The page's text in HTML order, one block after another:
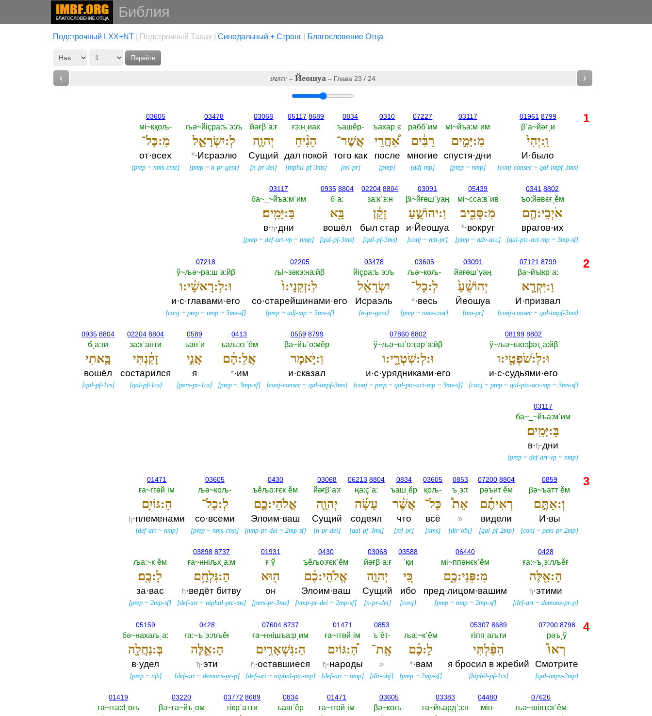
Библия
Подстрочный LXX+NT| Подстрочный Танах Cинодальный + Стронг| Благословение Отца
Перейти
‹ יהושע – Йеошуа – Глава 23 / 24 ›
01961 8799
βˈа~йәғˌи
וַֽ:יְהִי֙
И·было
[conj-consec ~qal-impf-3ms]
03117
мi~йъа:мˈим
מִ:יָּמִ֣ים
спустя·дни
[prep ~nmp]
07227
раббˈим
רַבִּ֔ים
многие
[adj-mp]
0310
ъахарˌє
אַ֠חֲרֵי
после
[prep]
0834
ъашěр-‎
אֲשֶׁר־
того как
[rel-pr]
05117 8689
ғэ:нˌиах
הֵנִ֨יחַ
дал покой
[hiphil-pf-3ms]
03068
йәғβˈа:ғ
יְהוָ֧ה
Сущий
[n-pr-dei]
03478
љә~йiçра:ъˈэ:љ
לְ:יִשְׂרָאֵ֛ל
*·Исраэлю
[prep~ n-pr-gent]
03605
мi~ққољ-‎
מִ:כָּל־
от·всех
[prep ~nms-cnst]
0341 8802
ъо:йәвєғˌěм
אֹיְבֵי:הֶ֖ם
врагов·их
[qal-ptc-act-mp ~3mp-sf]
05439
мi~сса:вˈив
מִ:סָּבִ֑יב
*·вокруг
[prep ~adv-acc]
03091
βi~йғөшˈуаң
וִ:יהוֹשֻׁ֣עַ
и·Йеошуа
[conj ~nm-pr]
02204 8804
за:кˈэ:н
זָקֵ֔ן
был стар
[qal-pf-3ms]
0935 8804
бˌа:‎
בָּ֖א
вошёл
[qal-pf-3ms]
03117
ба~_~йъа:мˈим
בַּ:יָּמִֽים׃
в·ђ·дни
[prep ~def-art-vp ~nmp]
1
07121 8799
βа~йъiкрˈа:‎
וַ:יִּקְרָ֤א
И·призвал
[conj-consec ~qal-impf-3ms]
03091
йәғөшˈуаң
יְהוֹשֻׁ֨עַ֙
Йеошуа
[nm-pr]
03605
љә~кољ-‎
לְ:כָל־
*·весь
[prep ~nms-cnst]
03478
йiçра:ъˈэ:љ
יִשְׂרָאֵ֔ל
Исраэль
[n-pr-gent]
02205
љi~зәкэ:на:йβ
לִ:זְקֵנָי:ו֙
со·старейшинами·его
[prep~ adj-mp~ 3ms-sf]
07218
ў~љә~ра:шˈа:йβ
וּ:לְ:רָאשָׁ֔י:ו
и·с·главами·его
[conj ~prep ~nmp ~3ms-sf]
08199 8802
ў~љә~шо:фәҭˌа:йβ
וּ:לְ:שֹׁפְטָ֖י:ו
и·с·судьями·его
[conj ~prep ~qal-ptc-act-mp ~3ms-sf]
07860 8802
ў~љә~шˈо:ҭәрˈа:йβ
וּ:לְ:שֹֽׁטְרָ֑י:ו
и·с·урядниками·его
[conj ~prep ~qal-ptc-act-mp ~3ms-sf]
0559 8799
βа~йъˈо:мěр
וַ:יֹּ֣אמֶר
и·сказал
[conj-consec ~qal-impf-3ms]
0413
ъаљэ:ғˈěм
אֲלֵ:הֶ֔ם
*·им
[prep ~3mp-sf]
0589
ъанˈи
אֲנִ֣י
я
[pers-pr-1cs]
02204 8804
за:кˈанти
זָקַ֔נְתִּי
состарился
[qal-pf-1cs]
0935 8804
бˌа:τи
בָּ֖אתִי
вошёл
[qal-pf-1cs]
03117
ба~_~йъа:мˈим
בַּ:יָּמִֽים׃
в·ђ·дни
[prep ~def-art-vp ~nmp]
2
0859
βә~ъаттˈěм
וְ:אַתֶּ֣ם
И·вы
[conj ~pers-pr-2mp]
07200 8804
рәъиτˈěм
רְאִיתֶ֗ם
видели
[qal-pf-2mp]
0853
ъˌэ:τ
אֵת֩
»
[dir-obj]
03605
қољ-‎
כָּל־
всё
[nms]
0834
ъашˌěр
אֲשֶׁ֨ר
что
[rel-pr]
06213 8804
ңа:çˈа:‎
עָשָׂ֜ה
содеял
[qal-pf-3ms]
03068
йәғβˈа:ғ
יְהוָ֧ה
Сущий
[n-pr-dei]
0430
ъěљо:ғєкˈěм
אֱלֹהֵי:כֶ֛ם
Элоим·ваш
[nmp-pr-dei ~2mp-sf]
03605
љә~кољ-‎
לְ:כָל־
со·всеми
[prep ~nms-cnst]
01471
ға~ггөйˌiм
הַ:גּוֹיִ֥ם
ђ·племенами
[def-art ~nmp]
0428
ға:~ъˌэ:лљěғ
הָ:אֵ֖לֶּה
ђ·этими
[def-art ~demons-pr-p]
06440
мi~ппәнєкˈěм
מִ:פְּנֵי:כֶ֑ם
пред·лицом·вашим
[prep ~nmp ~2mp-sf]
03588
ˈқи
כִּ֚י
ибо
[conj]
03068
йәғβˈа:ғ
יְהוָ֣ה
Сущий
[n-pr-dei]
0430
ъěљо:ғєкˈěм
אֱלֹהֵי:כֶ֔ם
Элоим·ваш
[nmp-pr-dei ~2mp-sf]
01931
ғˌў
ה֖וּא
он
[pers-pr-3ms]
03898 8737
ға~ннiљхˌа:м
הַ:נִּלְחָ֥ם
ђ·ведёт битву
[def-art ~niphal-ptc-ms]
ља:~кˈěм
לָ:כֶֽם׃
за·вас
[prep ~2mp-sf]
3
07200 8798
рәъˌў
רְאוּ֩
Смотрите
[qal-impv-2mp]
05307 8689
ғiппˌаљти
הִפַּ֨לְתִּי
я бросил в жребий
[hiphil-pf-1cs]
ља:~кˈěм
לָ:כֶ֜ם
*·вам
[prep ~2mp-sf]
0853
ъˈěτ-‎
אֶֽת־
»
[dir-obj]
01471
ға~ггөйˌiм
הַ֠:גּוֹיִם
ђ·народы
[def-art ~nmp]
07604 8737
ға~ннiшъа:рˌим
הַ:נִּשְׁאָרִ֥ים
ђ·оставшиеся
[def-art ~niphal-ptc-mp]
0428
ға:~ъˈэ:лљěғ
הָ:אֵ֛לֶּה
ђ·эти
[def-art ~demons-pr-p]
05159
бә~нахаљˌа:‎
בְּ:נַחֲלָ֖ה
в·удел
[prep~ nfs]
07626
љә~шiвҭєкˈěм
04480
мiн-‎
03383
ға~йъардˈэ:н
03605
βә~кољ-‎
01471
ға~ггөйˌiм
0834
ъашˈěр
03772 8689
ғiкрˈатти
03220
βә~ға~йъˌом
01419
ға~гга:đˌөљ
4